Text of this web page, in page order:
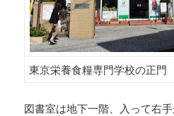
東京栄養食糧専門学校の正門
図書室は地下一階、入って右